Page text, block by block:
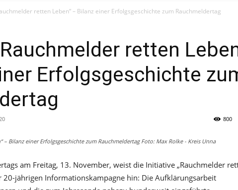
retten Leben“ – Bilanz einer Erfolgsgeschichte zum Rauchmeldertag
retten
Erfolgsgeschichte
800
– Bilanz einer Erfolgsgeschichte zum Rauchmeldertag Foto: Max Rolke - Kreis Unna
am Freitag, 13. November, weist die Initiative „Rauchmelder
20-jährigen Informationskampagne hin: Die Aufklärungsarbeit